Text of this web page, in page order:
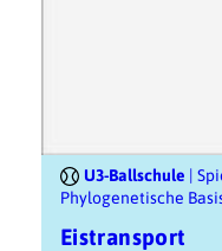
U3-Ballschule |
Phylogenetische
Eistransport